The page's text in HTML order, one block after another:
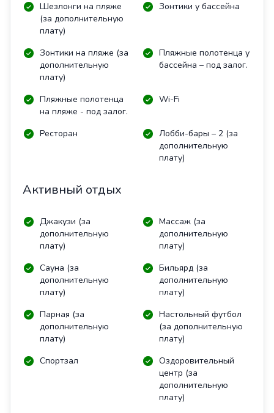
Шезлонги на пляже
(за дополнительную
плату)
Зонтики у бассейна
Зонтики на пляже (за
дополнительную
плату)
Пляжные полотенца у
бассейна – под залог.
Пляжные полотенца
на пляже - под залог.
Wi-Fi
Ресторан
Лобби-бары – 2 (за
дополнительную
плату)
Активный отдых
Джакузи (за
дополнительную
плату)
Массаж (за
дополнительную
плату)
Сауна (за
дополнительную
плату)
Бильярд (за
дополнительную
плату)
Парная (за
дополнительную
плату)
Настольный футбол
(за дополнительную
плату)
Спортзал
Оздоровительный
центр (за
дополнительную
плату)